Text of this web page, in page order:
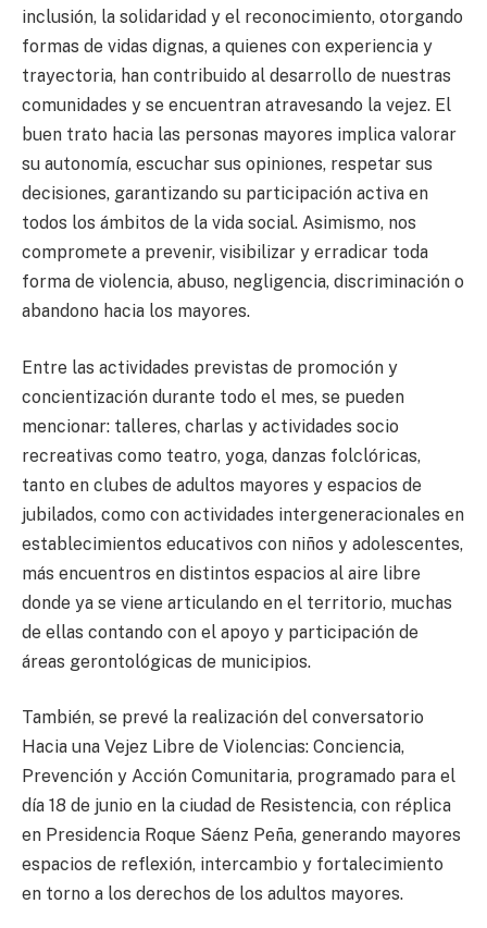
inclusión, la solidaridad y el reconocimiento, otorgando
formas de vidas dignas, a quienes con experiencia y
trayectoria, han contribuido al desarrollo de nuestras
comunidades y se encuentran atravesando la vejez. El
buen trato hacia las personas mayores implica valorar
su autonomía, escuchar sus opiniones, respetar sus
decisiones, garantizando su participación activa en
todos los ámbitos de la vida social. Asimismo, nos
compromete a prevenir, visibilizar y erradicar toda
forma de violencia, abuso, negligencia, discriminación o
abandono hacia los mayores.
Entre las actividades previstas de promoción y
concientización durante todo el mes, se pueden
mencionar: talleres, charlas y actividades socio
recreativas como teatro, yoga, danzas folclóricas,
tanto en clubes de adultos mayores y espacios de
jubilados, como con actividades intergeneracionales en
establecimientos educativos con niños y adolescentes,
más encuentros en distintos espacios al aire libre
donde ya se viene articulando en el territorio, muchas
de ellas contando con el apoyo y participación de
áreas gerontológicas de municipios.
También, se prevé la realización del conversatorio
Hacia una Vejez Libre de Violencias: Conciencia,
Prevención y Acción Comunitaria, programado para el
día 18 de junio en la ciudad de Resistencia, con réplica
en Presidencia Roque Sáenz Peña, generando mayores
espacios de reflexión, intercambio y fortalecimiento
en torno a los derechos de los adultos mayores.